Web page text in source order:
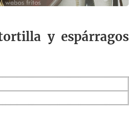
y espárragos